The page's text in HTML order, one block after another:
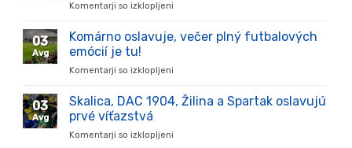
súťaži
Komentarji so izklopljeni
oslavuje
v
03
Avg
Komárno oslavuje, večer plný futbalových
emócií je tu!
Komentarji so izklopljeni
oslavuje,
03
Avg
Skalica, DAC 1904, Žilina a Spartak oslavujú
prvé víťazstvá
Komentarji so izklopljeni